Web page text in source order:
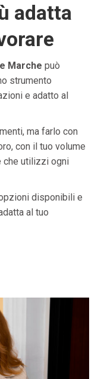
adatta
Marche può
strumento
e adatto al
ma farlo con
con il tuo volume
che utilizzi ogni
disponibili e
al tuo